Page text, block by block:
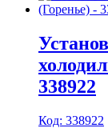
338922
Код: 338922